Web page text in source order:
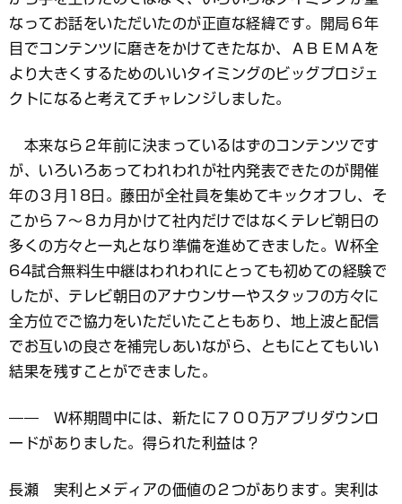
なってお話をいただいたのが正直な経緯です。開局６年
目でコンテンツに磨きをかけてきたなか、ＡＢＥＭＡを
より大きくするためのいいタイミングのビッグプロジェ
クトになると考えてチャレンジしました。
本来なら２年前に決まっているはずのコンテンツです
が、いろいろあってわれわれが社内発表できたのが開催
年の３月18日。藤田が全社員を集めてキックオフし、そ
こから７〜８カ月かけて社内だけではなくテレビ朝日の
多くの方々と一丸となり準備を進めてきました。Ｗ杯全
64試合無料生中継はわれわれにとっても初めての経験で
したが、テレビ朝日のアナウンサーやスタッフの方々に
全方位でご協力をいただいたこともあり、地上波と配信
でお互いの良さを補完しあいながら、ともにとてもいい
結果を残すことができました。
―― Ｗ杯期間中には、新たに７００万アプリダウンロ
ードがありました。得られた利益は？
長瀬 実利とメディアの価値の２つがあります。実利は